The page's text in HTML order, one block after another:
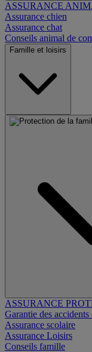
ASSURANCE
Assurance chien
Assurance chat
Conseils animal de
Famille et loisirs
ASSURANCE
Garantie des
Assurance scolaire
Assurance Loisirs
Conseils famille